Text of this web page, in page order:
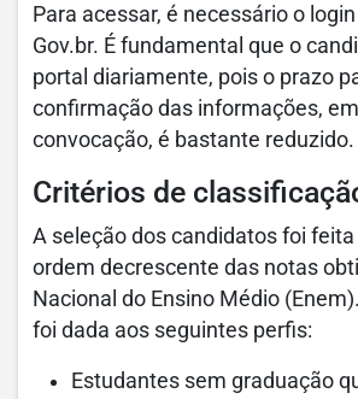
Para acessar, é necessário o
Gov.br. É fundamental que o
portal diariamente, pois o prazo
confirmação das informações,
convocação, é bastante reduzido.
Critérios de
A seleção dos candidatos foi
ordem decrescente das notas
Nacional do Ensino Médio
foi dada aos seguintes perfis:
Estudantes sem graduação